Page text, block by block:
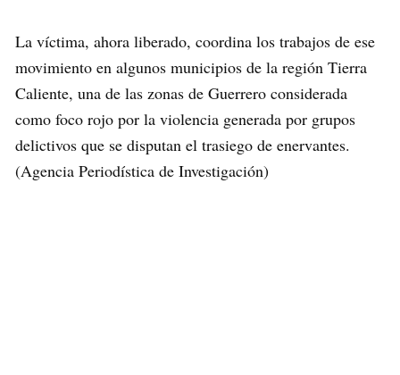
La víctima, ahora liberado, coordina los trabajos de ese
movimiento en algunos municipios de la región Tierra
Caliente, una de las zonas de Guerrero considerada
como foco rojo por la violencia generada por grupos
delictivos que se disputan el trasiego de enervantes.
(Agencia Periodística de Investigación)